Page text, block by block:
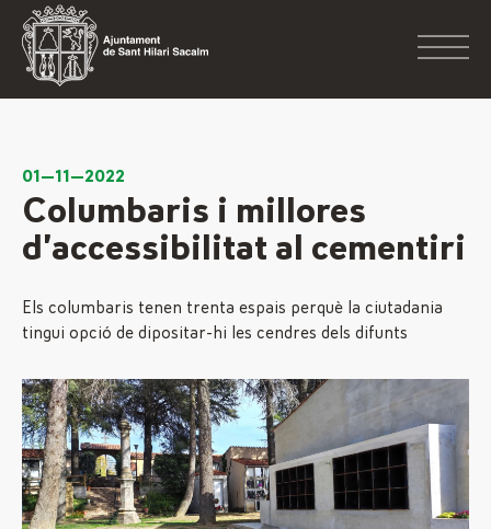
01—11—2022
Columbaris i millores
d’accessibilitat al cementiri
Els columbaris tenen trenta espais perquè la ciutadania
tingui opció de dipositar-hi les cendres dels difunts